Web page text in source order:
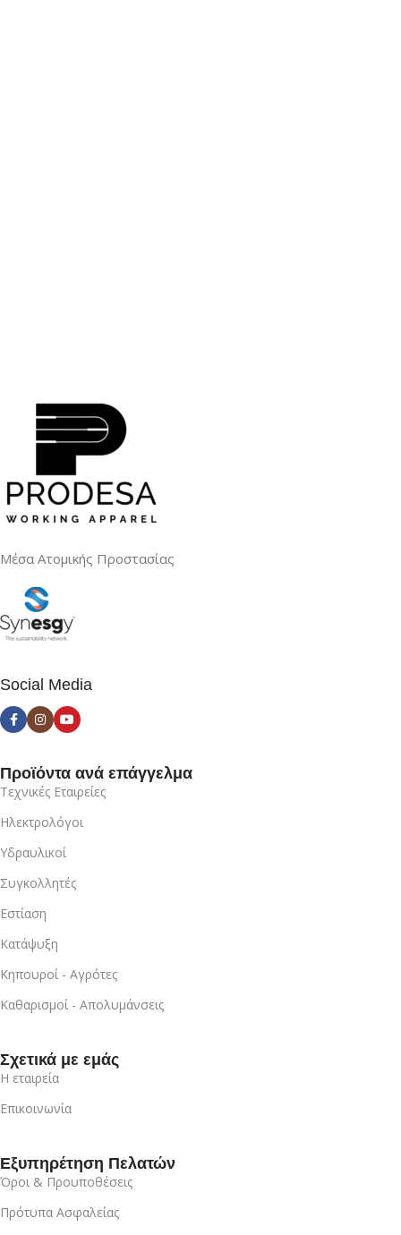
Μέσα Ατομικής Προστασίας
Social Media
Προϊόντα ανά επάγγελμα
Τεχνικές Εταιρείες
Ηλεκτρολόγοι
Υδραυλικοί
Συγκολλητές
Εστίαση
Κατάψυξη
Κηπουροί - Αγρότες
Καθαρισμοί - Απολυμάνσεις
Σχετικά με εμάς
Η εταιρεία
Επικοινωνία
Εξυπηρέτηση Πελατών
Όροι & Προυποθέσεις
Πρότυπα Ασφαλείας